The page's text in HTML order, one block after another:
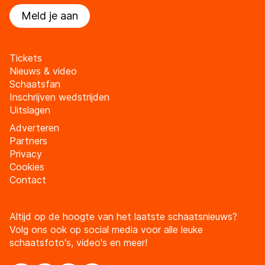
Meld je aan
Tickets
Nieuws & video
Schaatsfan
Inschrijven wedstrijden
Uitslagen
Adverteren
Partners
Privacy
Cookies
Contact
Altijd op de hoogte van het laatste schaatsnieuws?
Volg ons ook op social media voor alle leuke
schaatsfoto's, video's en meer!